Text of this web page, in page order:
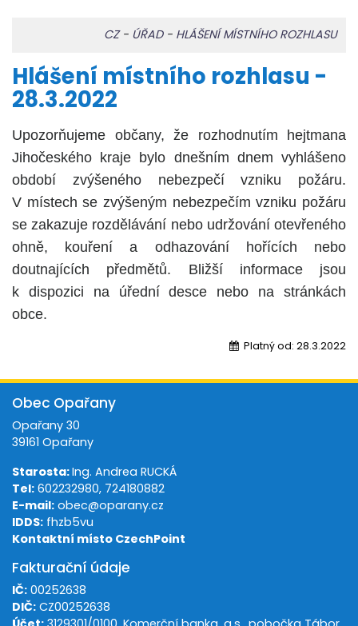
CZ- ÚŘAD- HLÁŠENÍ MÍSTNÍHO ROZHLASU
Hlášení místního rozhlasu -
28.3.2022
Upozorňujeme občany, že rozhodnutím hejtmana
Jihočeského kraje bylo dnešním dnem vyhlášeno
období zvýšeného nebezpečí vzniku požáru.
V místech se zvýšeným nebezpečím vzniku požáru
se zakazuje rozdělávání nebo udržování otevřeného
ohně, kouření a odhazování hořících nebo
doutnajících předmětů. Bližší informace jsou
k dispozici na úřední desce nebo na stránkách
obce.
Platný od: 28.3.2022
Obec Opařany
Opařany 30
39161 Opařany
Starosta:Ing. Andrea RUCKÁ
Tel: 602232980, 724180882
E-mail: obec@oparany.cz
IDDS: fhzb5vu
Kontaktní místo CzechPoint
Fakturační údaje
IČ: 00252638
DIČ: CZ00252638